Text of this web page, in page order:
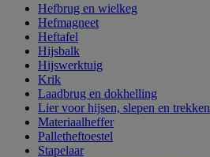
Hefbrug en wielkeg
Hefmagneet
Heftafel
Hijsbalk
Hijswerktuig
Krik
Laadbrug en dokhelling
Lier voor hijsen, slepen en trekken
Materiaalheffer
Palletheftoestel
Stapelaar